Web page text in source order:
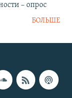
– опрос
БОЛЬШЕ